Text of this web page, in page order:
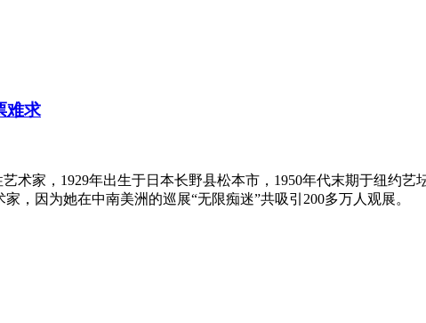
难求
术家，1929年出生于日本长野县松本市，1950年代末期于纽约
，因为她在中南美洲的巡展“无限痴迷”共吸引200多万人观展。